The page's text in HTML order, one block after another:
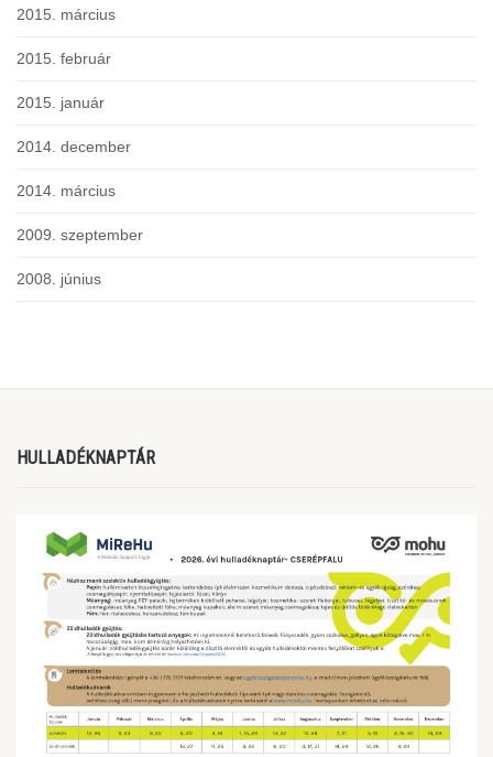
2015. március
2015. február
2015. január
2014. december
2014. március
2009. szeptember
2008. június
HULLADÉKNAPTÁR